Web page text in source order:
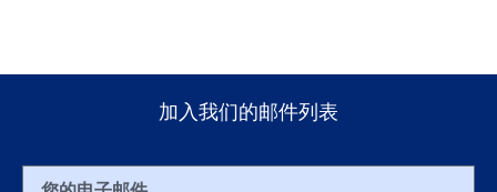
加入我们的邮件列表